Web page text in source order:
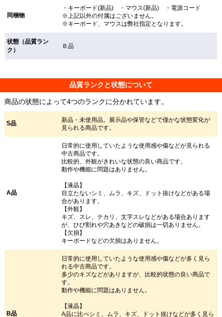
同梱物
・キーボード(新品) ・マウス(新品) ・電源コード
※上記以外の付属はございません。
※キーボード、マウスは弊社指定となります。
状態（品質ラン
ク）
Ｂ品
品質ランクと状態について
商品の状態によって4つのランクに分かれています。
S品
新品・未使用品。展示品や保管などで僅かな状態変化が
見られる商品です。
A品
日常的に使用していたような使用感や傷などが見られる
中古商品です。
比較的、外観がきれいな状態の良い商品です。
動作や機能に問題はありません。
【液晶】
目立たないシミ、ムラ、キズ、ドット抜けなどがある場
合があります。
【外観】
キズ、スレ、テカリ、文字スレなどがある場合あります
が、ひび割れや穴あきなどの破損は一切ありません。
【欠損】
キーボードなどの欠損はありません。
B品
日常的に使用していたような使用感や傷などが多く見ら
れる中古商品です。
多少のキズなどがありますが、比較的状態の良い商品で
す。
動作や機能に問題はありません。
【液晶】
A品に比べシミ、ムラ、キズ、ドット抜けなどが多く見ら